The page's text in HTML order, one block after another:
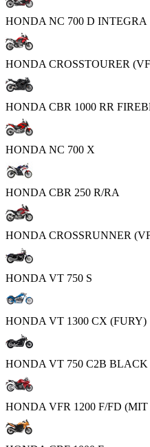
HONDA NC 700 D INTEGRA
HONDA CROSSTOURER
HONDA CBR 1000 RR
HONDA NC 700 X
HONDA CBR 250 R/RA
HONDA CROSSRUNNER
HONDA VT 750 S
HONDA VT 1300 CX (FURY)
HONDA VT 750 C2B BLACK
HONDA VFR 1200 F/FD